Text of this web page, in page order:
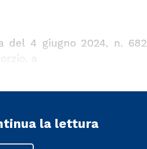
del 4 giugno 2024, n. 682
a
la lettura